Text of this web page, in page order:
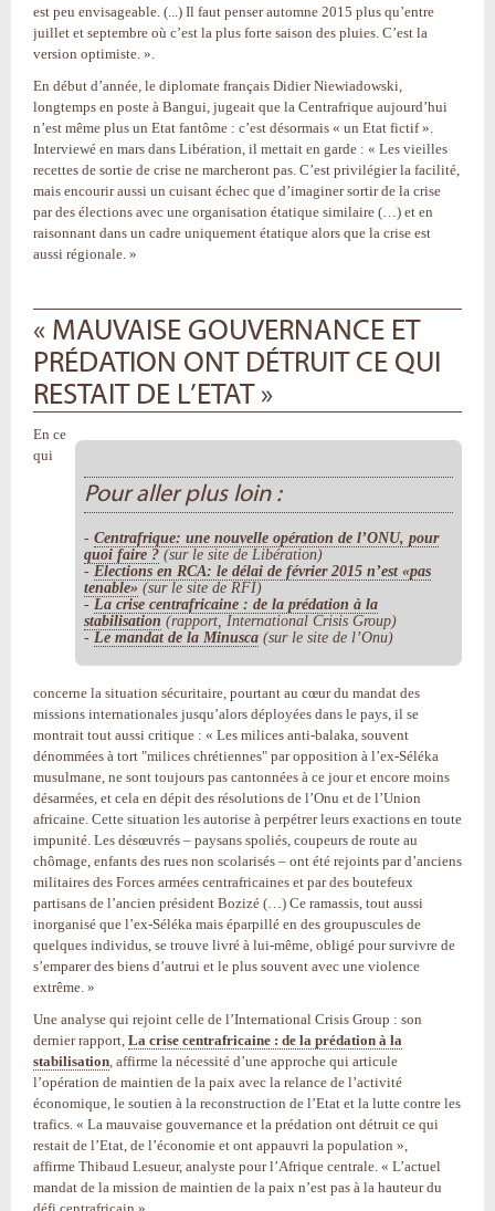
est peu envisageable. (...) Il faut penser automne 2015 plus qu’entre
juillet et septembre où c’est la plus forte saison des pluies. C’est la
version optimiste. ».
En début d’année, le diplomate français Didier Niewiadowski,
longtemps en poste à Bangui, jugeait que la Centrafrique aujourd’hui
n’est même plus un Etat fantôme : c’est désormais « un Etat fictif ».
Interviewé en mars dans Libération, il mettait en garde : « Les vieilles
recettes de sortie de crise ne marcheront pas. C’est privilégier la facilité,
mais encourir aussi un cuisant échec que d’imaginer sortir de la crise
par des élections avec une organisation étatique similaire (…) et en
raisonnant dans un cadre uniquement étatique alors que la crise est
aussi régionale. »
« MAUVAISE GOUVERNANCE ET
PRÉDATION ONT DÉTRUIT CE QUI
RESTAIT DE L’ETAT »
Pour aller plus loin :
- Centrafrique: une nouvelle opération de l’ONU, pour
quoi faire ? (sur le site de Libération)
- Elections en RCA: le délai de février 2015 n’est «pas
tenable» (sur le site de RFI)
- La crise centrafricaine : de la prédation à la
stabilisation (rapport, International Crisis Group)
- Le mandat de la Minusca (sur le site de l’Onu)
En ce
qui
concerne la situation sécuritaire, pourtant au cœur du mandat des
missions internationales jusqu’alors déployées dans le pays, il se
montrait tout aussi critique : « Les milices anti-balaka, souvent
dénommées à tort "milices chrétiennes" par opposition à l’ex-Séléka
musulmane, ne sont toujours pas cantonnées à ce jour et encore moins
désarmées, et cela en dépit des résolutions de l’Onu et de l’Union
africaine. Cette situation les autorise à perpétrer leurs exactions en toute
impunité. Les désœuvrés – paysans spoliés, coupeurs de route au
chômage, enfants des rues non scolarisés – ont été rejoints par d’anciens
militaires des Forces armées centrafricaines et par des boutefeux
partisans de l’ancien président Bozizé (…) Ce ramassis, tout aussi
inorganisé que l’ex-Séléka mais éparpillé en des groupuscules de
quelques individus, se trouve livré à lui-même, obligé pour survivre de
s’emparer des biens d’autrui et le plus souvent avec une violence
extrême. »
Une analyse qui rejoint celle de l’International Crisis Group : son
dernier rapport, La crise centrafricaine : de la prédation à la
stabilisation, affirme la nécessité d’une approche qui articule
l’opération de maintien de la paix avec la relance de l’activité
économique, le soutien à la reconstruction de l’Etat et la lutte contre les
trafics. « La mauvaise gouvernance et la prédation ont détruit ce qui
restait de l’Etat, de l’économie et ont appauvri la population »,
affirme Thibaud Lesueur, analyste pour l’Afrique centrale. « L’actuel
mandat de la mission de maintien de la paix n’est pas à la hauteur du